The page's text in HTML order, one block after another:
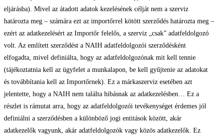
eljárásba). Mivel az átadott adatok kezelésének célját nem a szerviz
határozta meg – számára ezt az importőrrel kötött szerződés határozta meg –
ezért az adatkezelésért az Importőr felelős, a szerviz „csak” adatfeldolgozó
volt. Az említett szerződést a NAIH adatfeldolgozói szerződésként
elfogadta, mivel definiálta, hogy az adatfeldolgozónak mit kell tennie
(tájékoztatnia kell az ügyfelet a munkalapon, be kell gyűjtenie az adatokat
és továbbítania kell az Importőrnek). Ez a márkaszerviz esetében azt
jelentette, hogy a NAIH nem találta hibásnak az adatkezelésben… Ez a
részlet is rámutat arra, hogy az adatfeldolgozói tevékenységet érdemes jól
definiálni a szerződésben a különböző jogi entitások között, akár
adatkezelők vagyunk, akár adatfeldolgozók vagy közös adatkezelők. Ez